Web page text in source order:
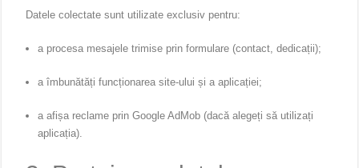
Datele colectate sunt utilizate exclusiv pentru:
a procesa mesajele trimise prin formulare (contact, dedicații);
a îmbunătăți funcționarea site-ului și a aplicației;
a afișa reclame prin Google AdMob (dacă alegeți să utilizați
aplicația).